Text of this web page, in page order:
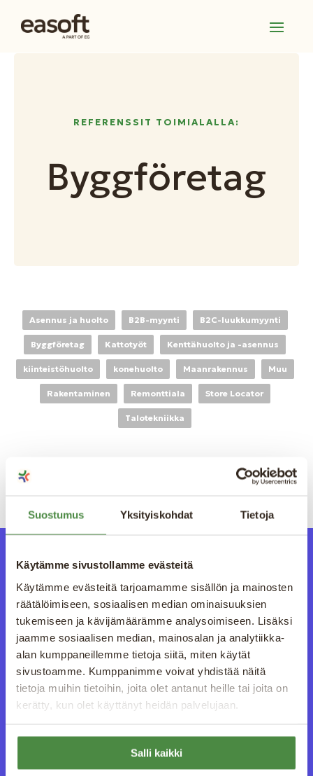
Suostumus Yksityiskohdat Tietoja
Käytämme sivustollamme evästeitä
Käytämme evästeitä tarjoamamme sisällön ja mainosten
räätälöimiseen, sosiaalisen median ominaisuuksien
tukemiseen ja kävijämäärämme analysoimiseen. Lisäksi
jaamme sosiaalisen median, mainosalan ja analytiikka-
alan kumppaneillemme tietoja siitä, miten käytät
sivustoamme. Kumppanimme voivat yhdistää näitä
tietoja muihin tietoihin, joita olet antanut heille tai joita on
kerätty, kun olet käyttänyt heidän palvelujaan.
Salli kaikki
REFERENSSIT TOIMIALALLA:
Byggföretag
Asennus ja huolto B2B-myynti B2C-luukkumyynti
Byggföretag Kattotyöt Kenttähuolto ja -asennus
kiinteistöhuolto konehuolto Maanrakennus Muu
Rakentaminen Remonttiala Store Locator
Talotekniikka
Programvareløsninger for
administrasjon og effektivisering av
virksomheten – alt med én